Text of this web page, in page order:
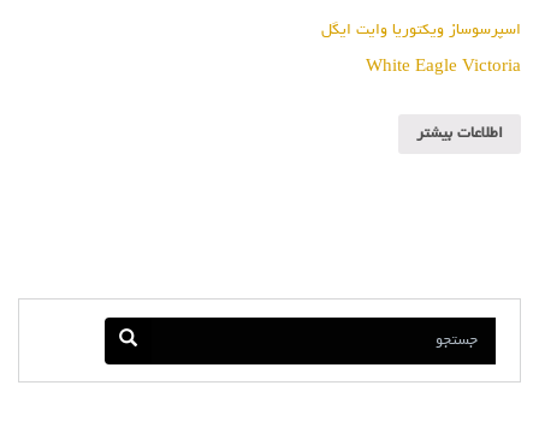
اسپرسوساز ویکتوریا وایت ایگل
White Eagle Victoria
اطلاعات بیشتر